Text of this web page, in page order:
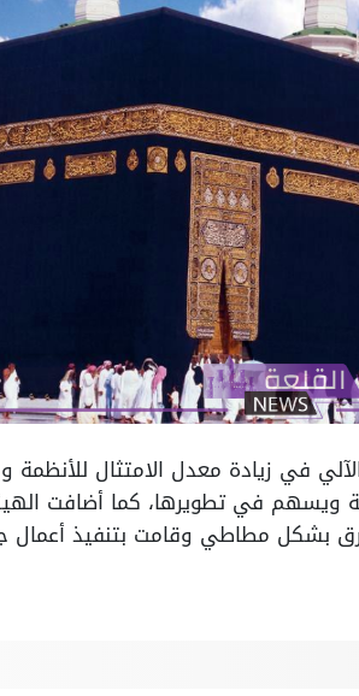
في زيادة معدل الامتثال للأنظمة
ويسهم في تطويرها، كما أضافت
بشكل مطاطي وقامت بتنفيذ